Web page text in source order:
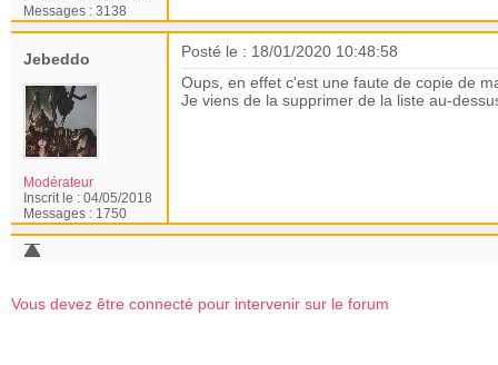
Messages : 3138
Jebeddo
Modérateur
Inscrit le : 04/05/2018
Messages : 1750
Posté le : 18/01/2020 10:48:58
Oups, en effet c'est une faute de copie de
Je viens de la supprimer de la liste au-
Vous devez être connecté pour intervenir sur le forum